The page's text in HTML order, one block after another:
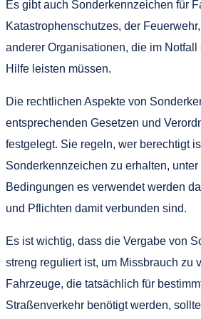
Es gibt auch Sonderkennzeichen für
Katastrophenschutzes, der
anderer Organisationen, die im
Hilfe leisten müssen.
Die rechtlichen Aspekte von
entsprechenden Gesetzen und
festgelegt. Sie regeln, wer berechtigt
Sonderkennzeichen zu erhalten,
Bedingungen es verwendet werden
und Pflichten damit verbunden sind.
Es ist wichtig, dass die Vergabe von
streng reguliert ist, um Missbrauch zu
Fahrzeuge, die tatsächlich für
Straßenverkehr benötigt werden,